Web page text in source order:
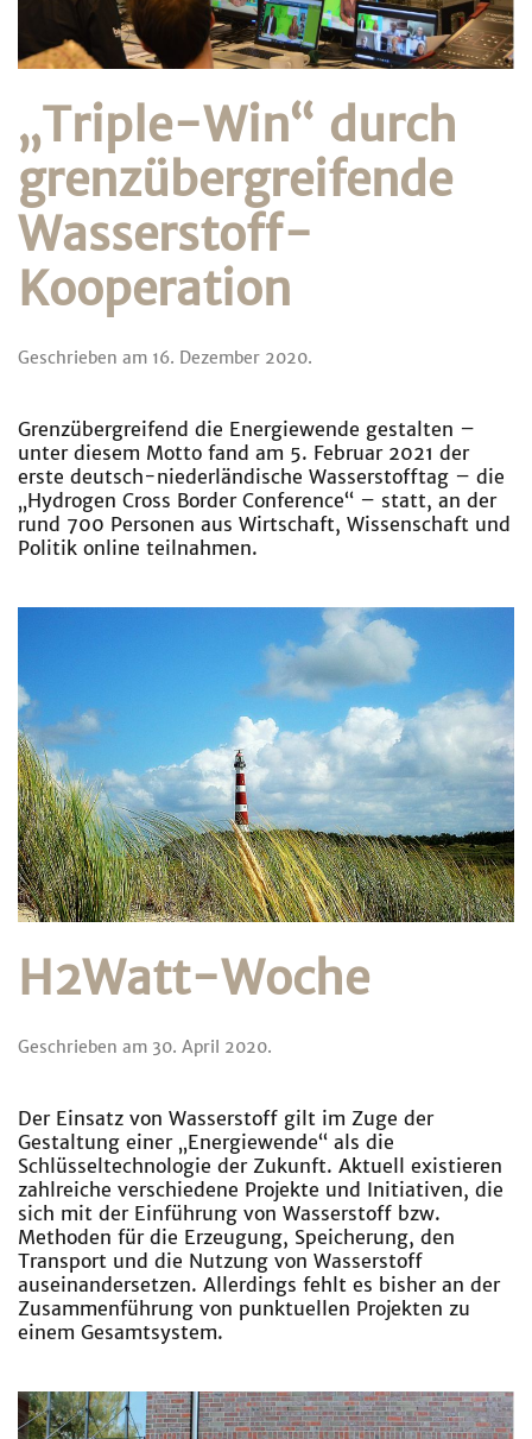
„Triple-Win“ durch
grenzübergreifende
Wasserstoff-
Kooperation
Geschrieben am 16. Dezember 2020.
Grenzübergreifend die Energiewende gestalten –
unter diesem Motto fand am 5. Februar 2021 der
erste deutsch-niederländische Wasserstofftag – die
„Hydrogen Cross Border Conference“ – statt, an der
rund 700 Personen aus Wirtschaft, Wissenschaft und
Politik online teilnahmen.
H2Watt-Woche
Geschrieben am 30. April 2020.
Der Einsatz von Wasserstoff gilt im Zuge der
Gestaltung einer „Energiewende“ als die
Schlüsseltechnologie der Zukunft. Aktuell existieren
zahlreiche verschiedene Projekte und Initiativen, die
sich mit der Einführung von Wasserstoff bzw.
Methoden für die Erzeugung, Speicherung, den
Transport und die Nutzung von Wasserstoff
auseinandersetzen. Allerdings fehlt es bisher an der
Zusammenführung von punktuellen Projekten zu
einem Gesamtsystem.